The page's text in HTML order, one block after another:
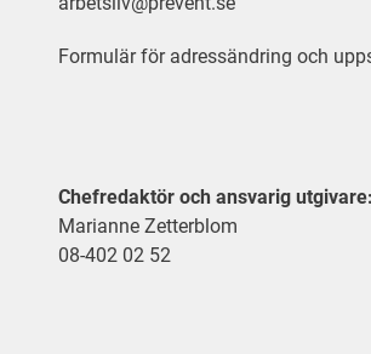
Formulär för adressändring och
Chefredaktör och ansvarig utgivare:
Marianne Zetterblom
08-402 02 52